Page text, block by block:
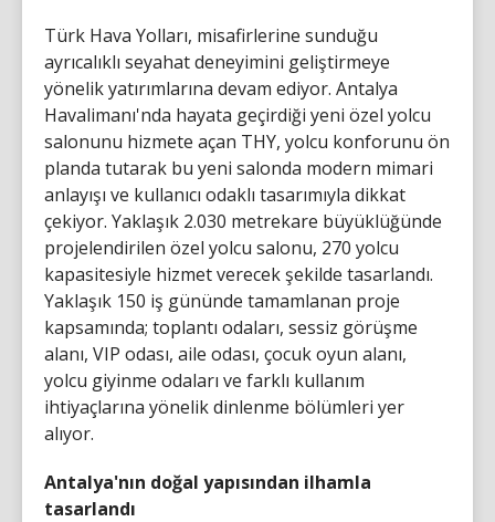
Türk Hava Yolları, misafirlerine sunduğu
ayrıcalıklı seyahat deneyimini geliştirmeye
yönelik yatırımlarına devam ediyor. Antalya
Havalimanı'nda hayata geçirdiği yeni özel yolcu
salonunu hizmete açan THY, yolcu konforunu ön
planda tutarak bu yeni salonda modern mimari
anlayışı ve kullanıcı odaklı tasarımıyla dikkat
çekiyor. Yaklaşık 2.030 metrekare büyüklüğünde
projelendirilen özel yolcu salonu, 270 yolcu
kapasitesiyle hizmet verecek şekilde tasarlandı.
Yaklaşık 150 iş gününde tamamlanan proje
kapsamında; toplantı odaları, sessiz görüşme
alanı, VIP odası, aile odası, çocuk oyun alanı,
yolcu giyinme odaları ve farklı kullanım
ihtiyaçlarına yönelik dinlenme bölümleri yer
alıyor.
Antalya'nın doğal yapısından ilhamla
tasarlandı